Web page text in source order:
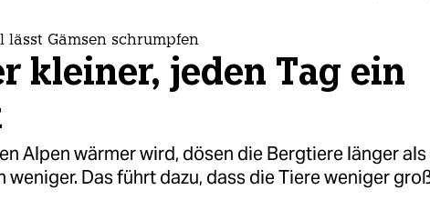
lässt Gämsen schrumpfen
kleiner, jeden Tag ein
Alpen wärmer wird, dösen die Bergtiere länger als
weniger. Das führt dazu, dass die Tiere weniger